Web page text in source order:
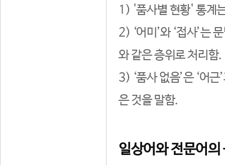
1) '품사별 현황' 통계
2) ‘어미’와 ‘접사’는
와 같은 층위로 처리함.
3) ‘품사 없음’은 ‘어
은 것을 말함.
일상어와 전문어의